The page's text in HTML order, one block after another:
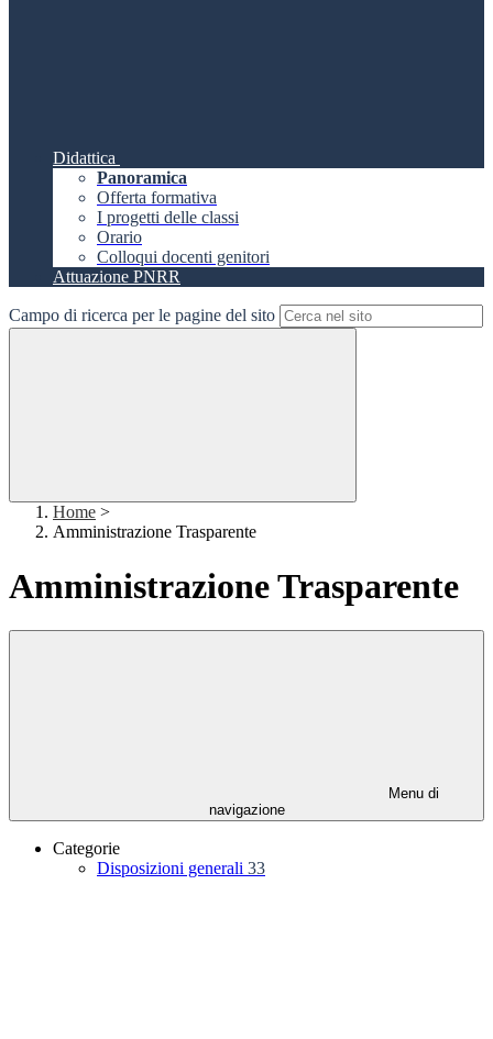
Didattica
Panoramica
Offerta formativa
I progetti delle classi
Orario
Colloqui docenti genitori
Attuazione PNRR
Campo di ricerca per le pagine del sito
Home >
Amministrazione Trasparente
Amministrazione Trasparente
Menu di
navigazione
Categorie
Disposizioni generali 33